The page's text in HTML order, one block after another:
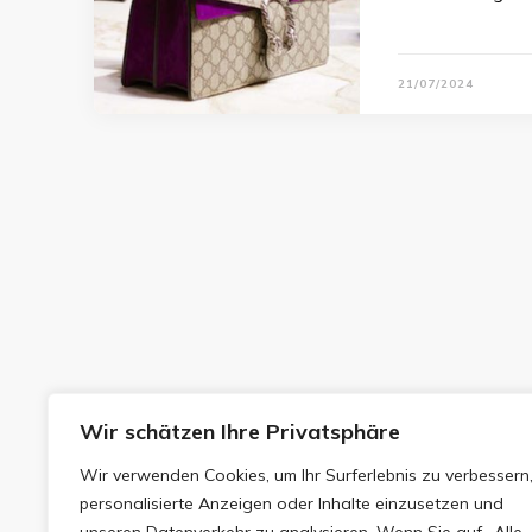
Wir schätzen Ihre Privatsphäre
Wir verwenden Cookies, um Ihr Surferlebnis zu verbessern,
personalisierte Anzeigen oder Inhalte einzusetzen und
21/07/2024